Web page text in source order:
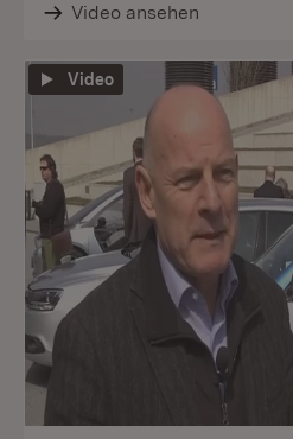
Video ansehen
Video